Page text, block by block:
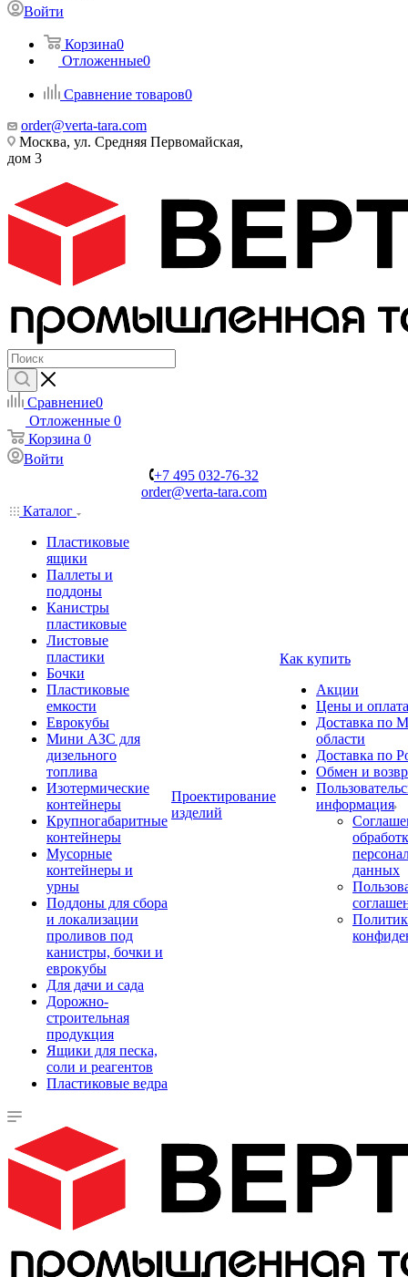
Войти
Корзина0
Отложенные0
Сравнение товаров0
order@verta-tara.com
Москва, ул. Средняя Первомайская,
дом 3
Сравнение0
Отложенные 0
Корзина 0
Войти
+7 495 032-76-32
order@verta-tara.com
Каталог
Пластиковые
ящики
Паллеты и
поддоны
Канистры
пластиковые
Листовые
пластики
Бочки
Пластиковые
емкости
Еврокубы
Мини АЗС для
дизельного
топлива
Изотермические
контейнеры
Крупногабаритные
контейнеры
Мусорные
контейнеры и
урны
Поддоны для сбора
и локализации
проливов под
канистры, бочки и
еврокубы
Для дачи и сада
Дорожно-
строительная
продукция
Ящики для песка,
соли и реагентов
Пластиковые ведра
Проектирование
изделий
Как купить
Акции
Цены и оплата
Доставка по
области
Доставка по
Обмен и
информация
данных